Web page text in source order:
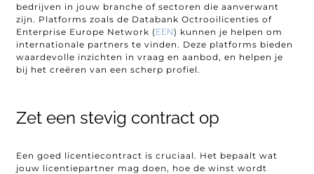
bedrijven in jouw branche of sectoren die aanverwant
zijn. Platforms zoals de Databank Octrooilicenties of
Enterprise Europe Network (EEN) kunnen je helpen om
internationale partners te vinden. Deze platforms bieden
waardevolle inzichten in vraag en aanbod, en helpen je
bij het creëren van een scherp profiel.
Zet een stevig contract op
Een goed licentiecontract is cruciaal. Het bepaalt wat
jouw licentiepartner mag doen, hoe de winst wordt